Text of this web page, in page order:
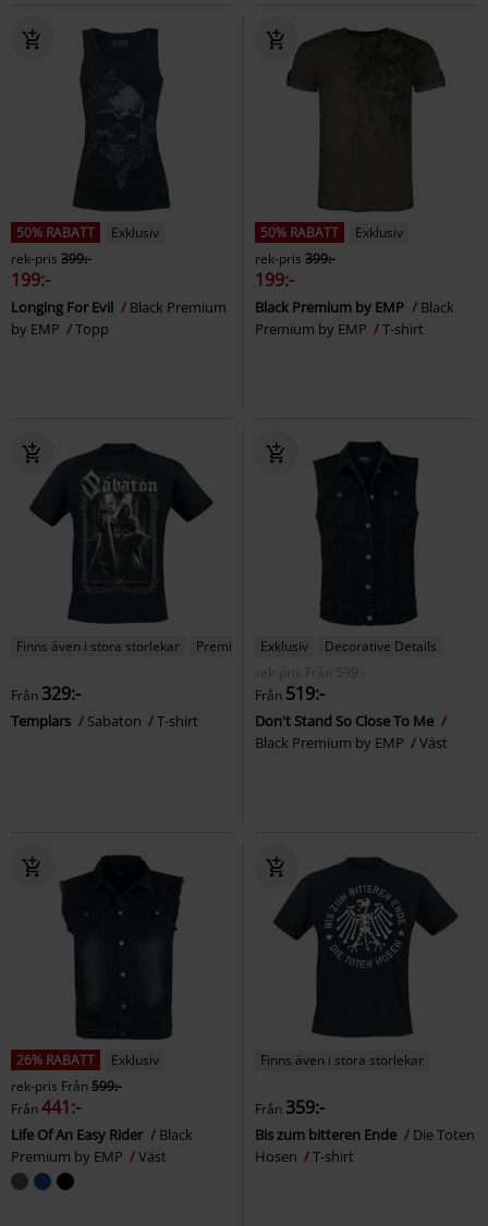
50% RABATT
Exklusiv
rek-pris 399:-
199:-
Longing For Evil
Black Premium
by EMP
Topp
50% RABATT
Exklusiv
rek-pris 399:-
199:-
Black Premium by EMP
Black
Premium by EMP
T-shirt
Finns även i stora storlekar Premium
Från 329:-
Templars Sabaton T-shirt
Exklusiv
Decorative Details
rek-pris
Från
599:-
Från 519:-
Don't Stand So Close To Me
Black Premium by EMP
Väst
26% RABATT
Exklusiv
rek-pris Från599:-
Från441:-
Life Of An Easy Rider
Black
Premium by EMP
Väst
Finns även i stora storlekar
Från 359:-
Bis zum bitteren Ende
Die Toten
Hosen
T-shirt